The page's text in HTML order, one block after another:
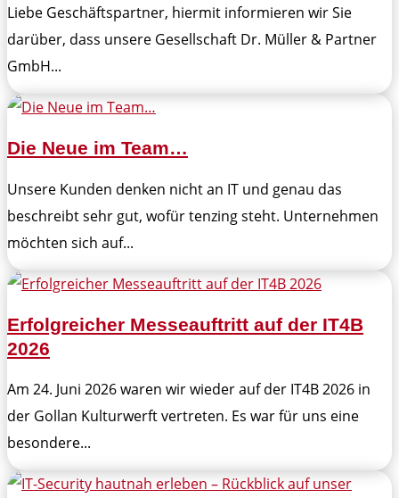
Liebe Geschäftspartner, hiermit informieren wir Sie
darüber, dass unsere Gesellschaft Dr. Müller & Partner
GmbH...
Die Neue im Team…
Unsere Kunden denken nicht an IT und genau das
beschreibt sehr gut, wofür tenzing steht. Unternehmen
möchten sich auf...
Erfolgreicher Messeauftritt auf der IT4B
2026
Am 24. Juni 2026 waren wir wieder auf der IT4B 2026 in
der Gollan Kulturwerft vertreten. Es war für uns eine
besondere...